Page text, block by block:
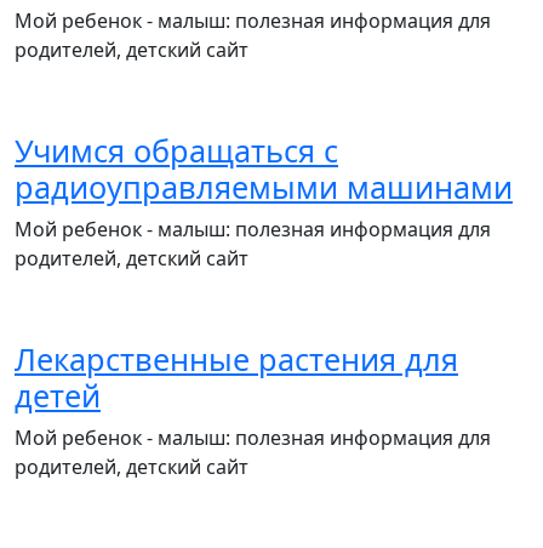
Мой ребенок - малыш: полезная информация для
родителей, детский сайт
Учимся обращаться с
радиоуправляемыми машинами
Мой ребенок - малыш: полезная информация для
родителей, детский сайт
Лекарственные растения для
детей
Мой ребенок - малыш: полезная информация для
родителей, детский сайт